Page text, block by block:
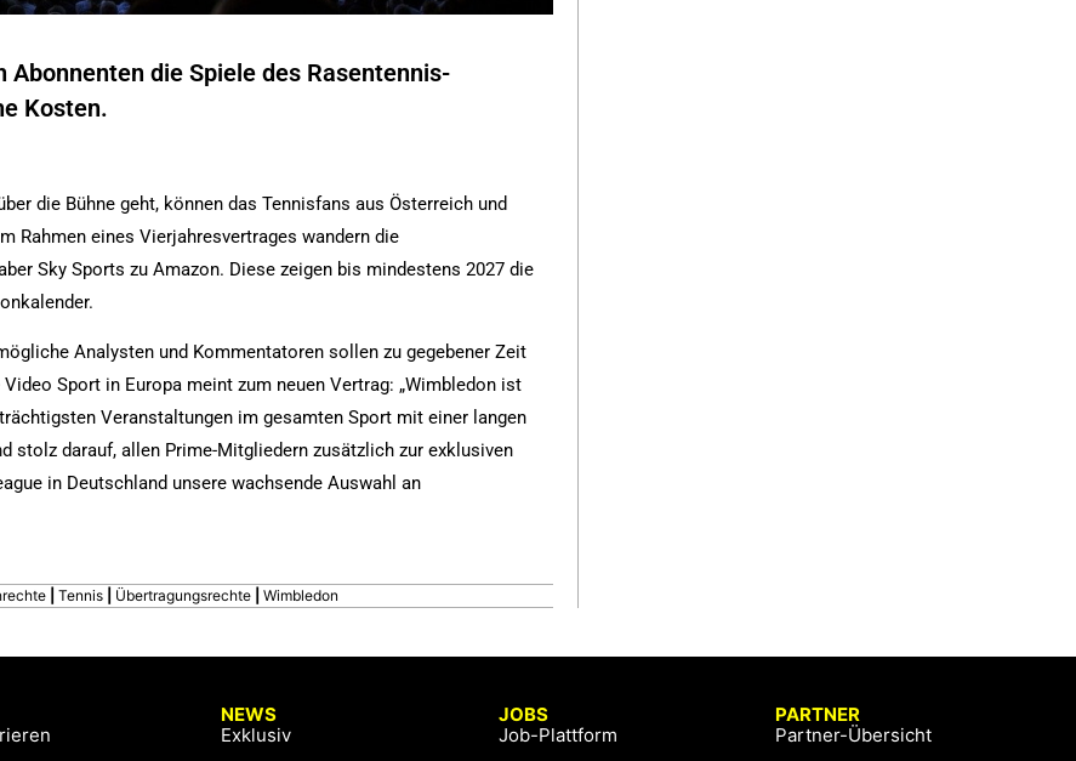
die Spiele des Rasentennis-
Kosten.
die Bühne geht, können das Tennisfans aus Österreich und
Rahmen eines Vierjahresvertrages wandern die
Sky Sports zu Amazon. Diese zeigen bis mindestens 2027 die
Analysten und Kommentatoren sollen zu gegebener Zeit
Sport in Europa meint zum neuen Vertrag: „Wimbledon ist
Veranstaltungen im gesamten Sport mit einer langen
stolz darauf, allen Prime-Mitgliedern zusätzlich zur exklusiven
in Deutschland unsere wachsende Auswahl an
|Tennis Übertragungsrechte |Wimbledon
NEWS
Exklusiv
JOBS
Job-Plattform
PARTNER
Partner-Übersicht